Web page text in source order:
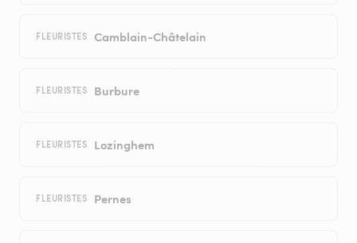
FLEURISTES Camblain-Châtelain
FLEURISTES Burbure
FLEURISTES Lozinghem
FLEURISTES Pernes